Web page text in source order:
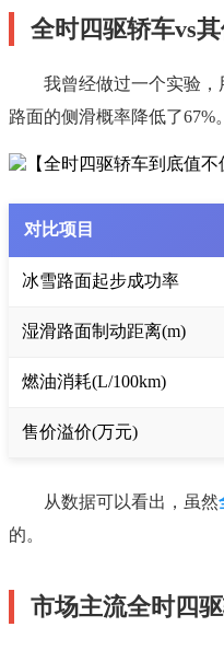
全时四驱轿车vs
我曾经做过一个实验
路面的侧滑概率降低了67%。
对比项目
冰雪路面起步成功率
湿滑路面制动距离(m)
燃油消耗(L/100km)
售价溢价(万元)
从数据可以看出，虽然
的。
市场主流全时四